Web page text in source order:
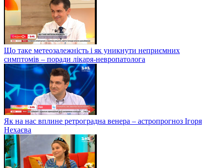
Що таке метеозалежність і як уникнути неприємних
симптомів – поради лікаря-невропатолога
Як на нас вплине ретроградна венера – астропрогноз Ігоря
Нехаєва